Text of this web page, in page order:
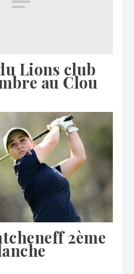
Lions club
au Clou
2ème